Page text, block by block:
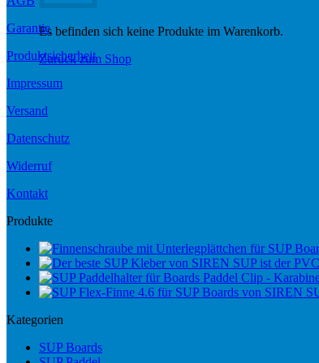
Es befinden sich keine Produkte im Warenkorb.
Zurück zum Shop
Garantie
Produktsicherheit
Impressum
Versand
Datenschutz
Widerruf
Kontakt
Produkte
Paddel Clip -
Kategorien
SUP Boards